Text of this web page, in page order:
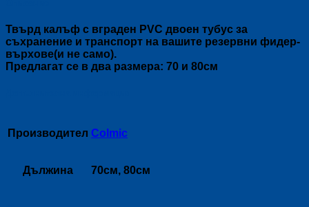
Твърд калъф с вграден PVC двоен тубус за
съхранение и транспорт на вашите резервни фидер-
върхове(и не само).
Предлагат се в два размера: 70 и 80см
Производител Colmic
Дължина 70см, 80см